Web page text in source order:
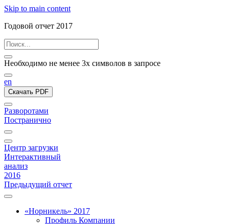
Skip to main content
Годовой отчет 2017
Необходимо не менее 3х символов в запросе
en
Скачать PDF
Разворотами
Постранично
Центр загрузки
Интерактивный
анализ
2016
Предыдущий отчет
«Норникель» 2017
Профиль Компании